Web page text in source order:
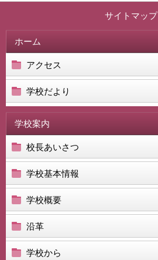
サイトマップ
ホーム
アクセス
学校だより
学校案内
校長あいさつ
学校基本情報
学校概要
沿革
学校から